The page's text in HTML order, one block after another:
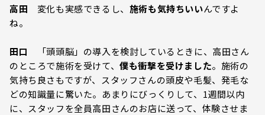
高田 変化も実感できるし、 施術も気持ちいいんですよ
ね。
田口
「頭頭脳」の導入を検討しているときに、高田さん
のところで施術を受けて、僕も衝撃を受けました。施術の
気持ち良さもですが、スタッフさんの頭皮や毛髪、発毛な
どの知識量に驚いた。あまりにびっくりして、1週間以内
に、スタッフを全員高田さんのお店に送って、体験させま